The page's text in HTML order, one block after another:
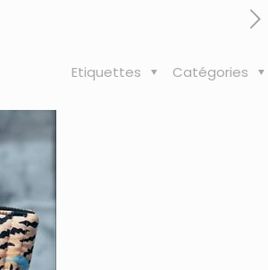
Catégories
Etiquettes